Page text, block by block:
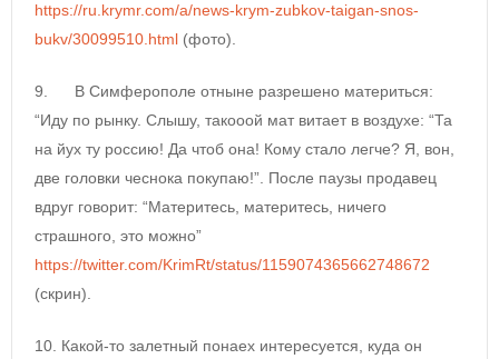
https://ru.krymr.com/a/news-krym-zubkov-taigan-snos-
bukv/30099510.html (фото).
9. В Симферополе отныне разрешено материться:
“Иду по рынку. Слышу, такооой мат витает в воздухе: “Та
на йух ту россию! Да чтоб она! Кому стало легче? Я, вон,
две головки чеснока покупаю!”. После паузы продавец
вдруг говорит: “Материтесь, материтесь, ничего
страшного, это можно”
https://twitter.com/KrimRt/status/1159074365662748672
(скрин).
10. Какой-то залетный понаех интересуется, куда он